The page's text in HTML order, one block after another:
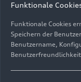
Meisterschaften
Südafrika
A4quattro STW
desquattro-
Funktionale
Funktionale Cookies
Speichern der
Benutzername,